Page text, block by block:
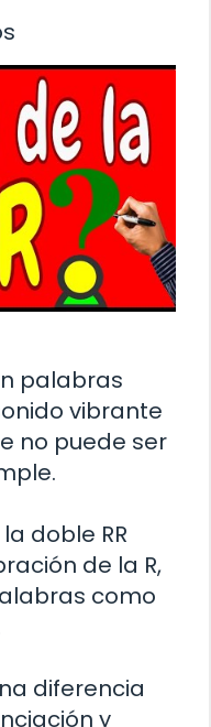
palabras
vibrante
no puede ser
doble RR
de la R,
como
diferencia
y